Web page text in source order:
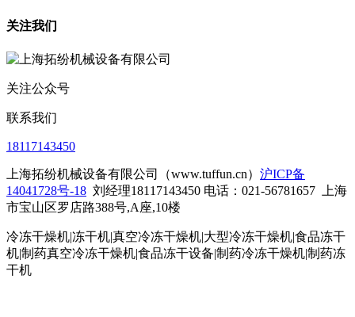
关注我们
关注公众号
联系我们
18117143450
上海拓纷机械设备有限公司（www.tuffun.cn） 沪ICP备
14041728号-18 刘经理18117143450 电话：021-56781657
上海
市宝山区罗店路388号,A座,10楼
冷冻干燥机|冻干机|真空冷冻干燥机|大型冷冻干燥机|食品冻干
机|制药真空冷冻干燥机|食品冻干设备|制药冷冻干燥机|制药冻
干机